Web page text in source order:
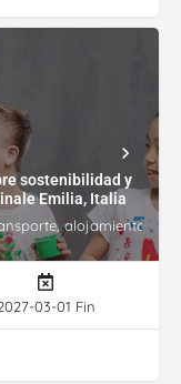
sostenibilidad y
Emilia, Italia
alojamiento,
03-01 Fin